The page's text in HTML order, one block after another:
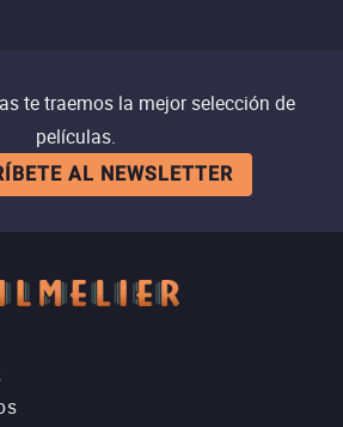
te traemos la mejor selección de
películas.
AL NEWSLETTER